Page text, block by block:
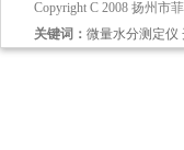
Copyright C 2008 扬州市
关键词： 微量水分测定仪